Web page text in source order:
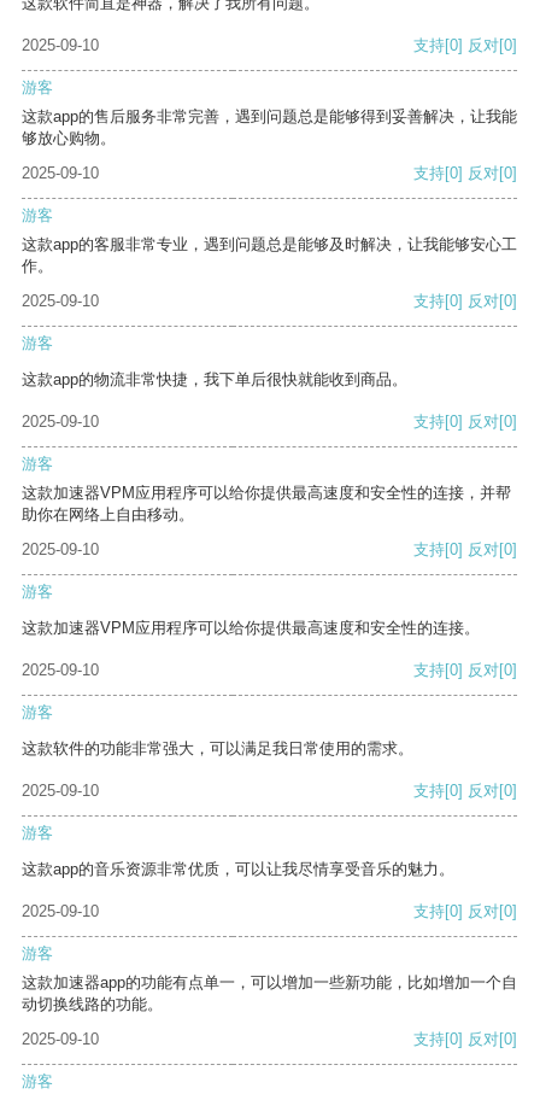
2025-09-10 支持[0] 反对[0]
游客
这款app的售后服务非常完善，遇到问题总是能够得到妥善解决，让我能
够放心购物。
2025-09-10
支持[0] 反对[0]
游客
这款app的客服非常专业，遇到问题总是能够及时解决，让我能够安心工
作。
2025-09-10
支持[0] 反对[0]
游客
这款app的物流非常快捷，我下单后很快就能收到商品。
2025-09-10 支持[0] 反对[0]
游客
这款加速器VPM应用程序可以给你提供最高速度和安全性的连接，并帮
助你在网络上自由移动。
2025-09-10
支持[0] 反对[0]
游客
这款加速器VPM应用程序可以给你提供最高速度和安全性的连接。
2025-09-10 支持[0] 反对[0]
游客
这款软件的功能非常强大，可以满足我日常使用的需求。
2025-09-10 支持[0] 反对[0]
游客
这款app的音乐资源非常优质，可以让我尽情享受音乐的魅力。
2025-09-10 支持[0] 反对[0]
游客
这款加速器app的功能有点单一，可以增加一些新功能，比如增加一个自
动切换线路的功能。
2025-09-10
支持[0] 反对[0]
游客